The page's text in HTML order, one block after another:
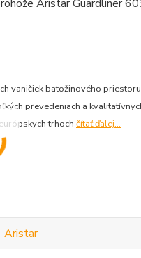
vaničiek batožinového
prevedeniach a
trhoch čítať ďalej...
Aristar